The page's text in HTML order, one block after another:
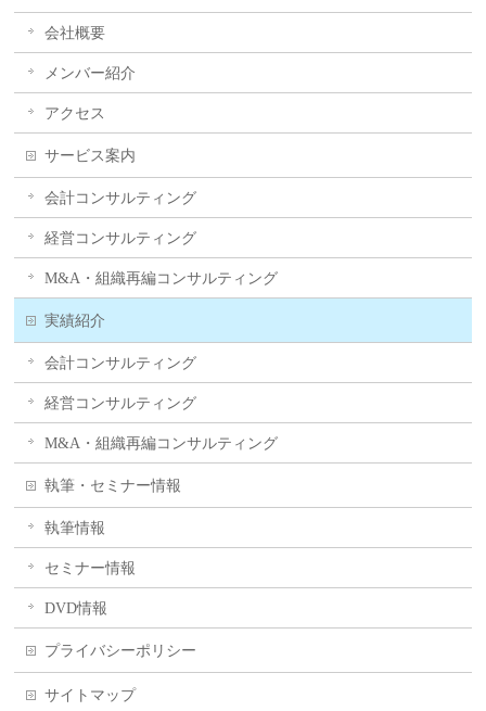
会社概要
メンバー紹介
アクセス
サービス案内
会計コンサルティング
経営コンサルティング
M&A・組織再編コンサルティング
実績紹介
会計コンサルティング
経営コンサルティング
M&A・組織再編コンサルティング
執筆・セミナー情報
執筆情報
セミナー情報
DVD情報
プライバシーポリシー
サイトマップ